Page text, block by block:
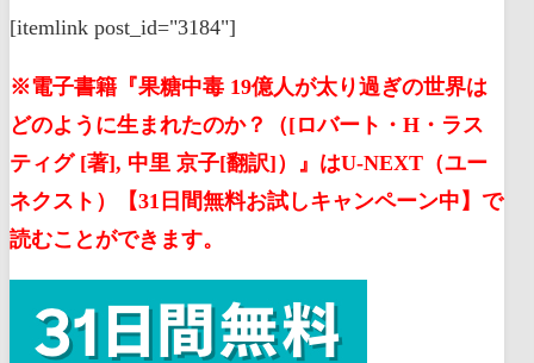
[itemlink post_id="3184"]
※電子書籍『果糖中毒 19億人が太り過ぎの世界は
どのように生まれたのか？（[ロバート・H・ラス
ティグ [著], 中里 京子[翻訳]）』はU-NEXT（ユー
ネクスト）【31日間無料お試しキャンペーン中】で
読むことができます。